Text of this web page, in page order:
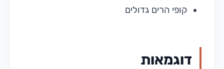
קופי הרים גדולים
דוגמאות